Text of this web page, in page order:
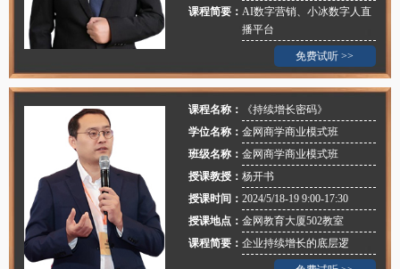
课程简要：AI数字营销、小冰数字人直
播平台
免费试听 >>
课程名称：
《持续增长密码》
学位名称：金网商学商业模式班
班级名称：金网商学商业模式班
授课教授：杨开书
授课时间：2024/5/18-19 9:00-17:30
授课地点：金网教育大厦502教室
课程简要：企业持续增长的底层逻